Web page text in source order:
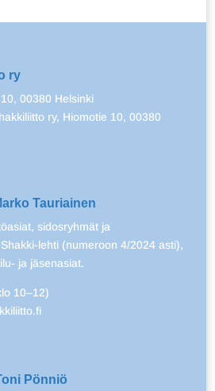
ry
00380 Helsinki
ry, Hiomotie 10, 00380
Tauriainen
sidosryhmät ja
lehti (numeroon 4/2024 asti),
ja jäsenasiat.
10–12)
Pönniö